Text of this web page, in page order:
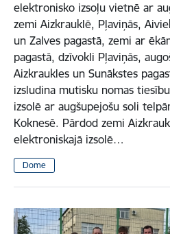
elektronisko izsoļu vietnē ar
zemi Aizkrauklē, Pļaviņās,
un Zalves pagastā, zemi ar
pagastā, dzīvokli Pļaviņās,
Aizkraukles un Sunākstes
izsludina mutisku nomas
izsolē ar augšupejošu soli
Koknesē. Pārdod zemi
elektroniskajā izsolē…
Dome